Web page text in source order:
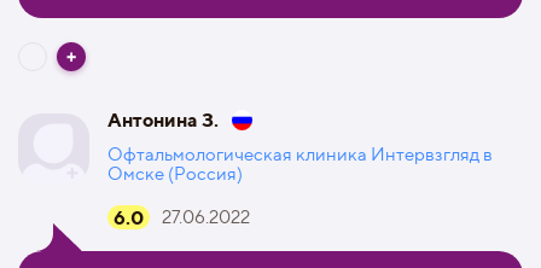
Антонина З.
Офтальмологическая клиника Интервзгляд в
Омске (Россия)
6.0 27.06.2022